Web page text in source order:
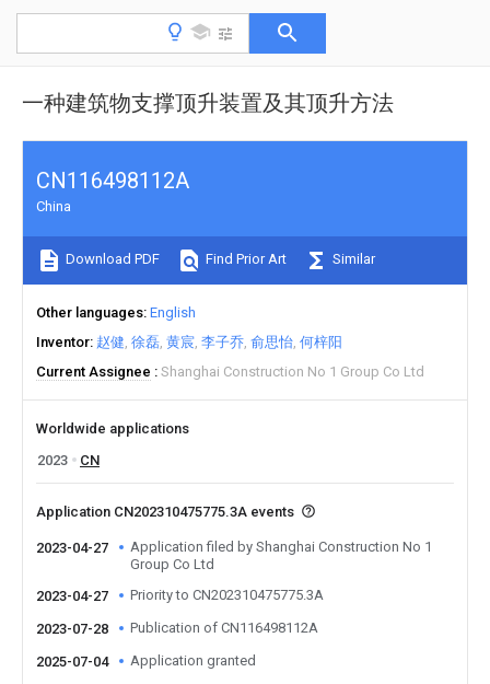
一种建筑物支撑顶升装置及其顶升方法
CN116498112A
China
Download PDF Find Prior Art Similar
Other languages English
Inventor 赵健 徐磊 黄宸 李子乔 俞思怡 何梓阳
Current Assignee
Shanghai Construction No 1 Group Co Ltd
Worldwide applications
2023
CN
Application CN202310475775.3A events
2023-04-27
Application filed by Shanghai Construction No 1
Group Co Ltd
2023-04-27
Priority to CN202310475775.3A
2023-07-28 Publication of CN116498112A
2025-07-04 Application granted